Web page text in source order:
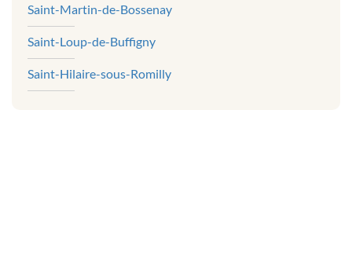
Saint-Martin-de-Bossenay
Saint-Loup-de-Buffigny
Saint-Hilaire-sous-Romilly